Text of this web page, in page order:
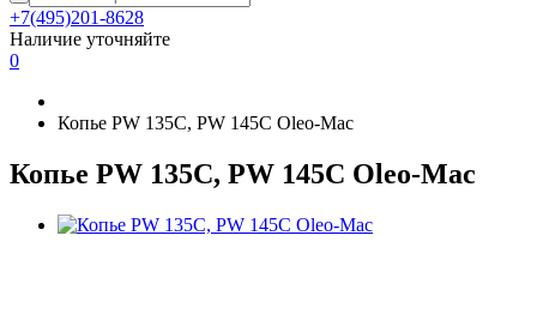
+7(495)201-8628
Наличие уточняйте
0
Копье PW 135C, PW 145C Oleo-Mac
Копье PW 135C, PW 145C Oleo-Mac